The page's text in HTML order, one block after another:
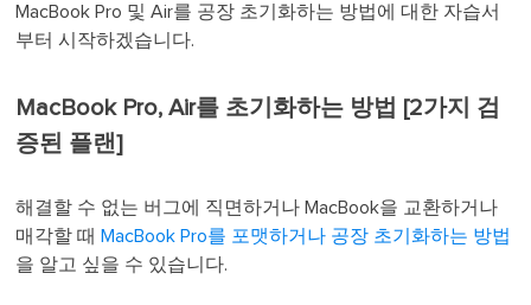
MacBook Pro 및 Air를 공장 초기화하는 방법에 대한 자습서
부터 시작하겠습니다.
MacBook Pro, Air를 초기화하는 방법 [2가지 검
증된 플랜]
해결할 수 없는 버그에 직면하거나 MacBook을 교환하거나
매각할 때MacBook Pro를 포맷하거나 공장 초기화하는 방법
을 알고 싶을 수 있습니다.